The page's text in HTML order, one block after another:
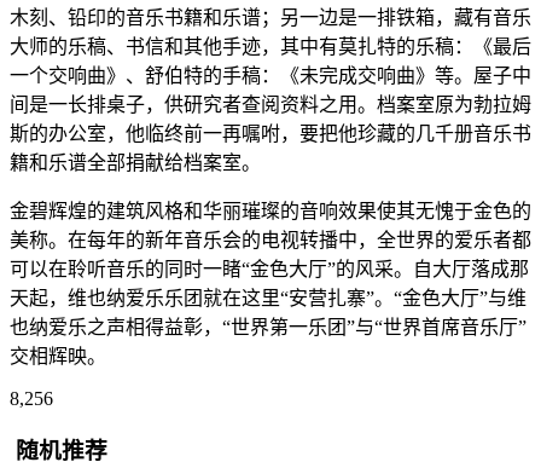
木刻、铅印的音乐书籍和乐谱；另一边是一排铁箱，藏有音乐
大师的乐稿、书信和其他手迹，其中有莫扎特的乐稿：《最后
一个交响曲》、舒伯特的手稿：《未完成交响曲》等。屋子中
间是一长排桌子，供研究者查阅资料之用。档案室原为勃拉姆
斯的办公室，他临终前一再嘱咐，要把他珍藏的几千册音乐书
籍和乐谱全部捐献给档案室。
金碧辉煌的建筑风格和华丽璀璨的音响效果使其无愧于金色的
美称。在每年的新年音乐会的电视转播中，全世界的爱乐者都
可以在聆听音乐的同时一睹“金色大厅”的风采。自大厅落成那
天起，维也纳爱乐乐团就在这里“安营扎寨”。“金色大厅”与维
也纳爱乐之声相得益彰，“世界第一乐团”与“世界首席音乐厅”
交相辉映。
8,256
随机推荐